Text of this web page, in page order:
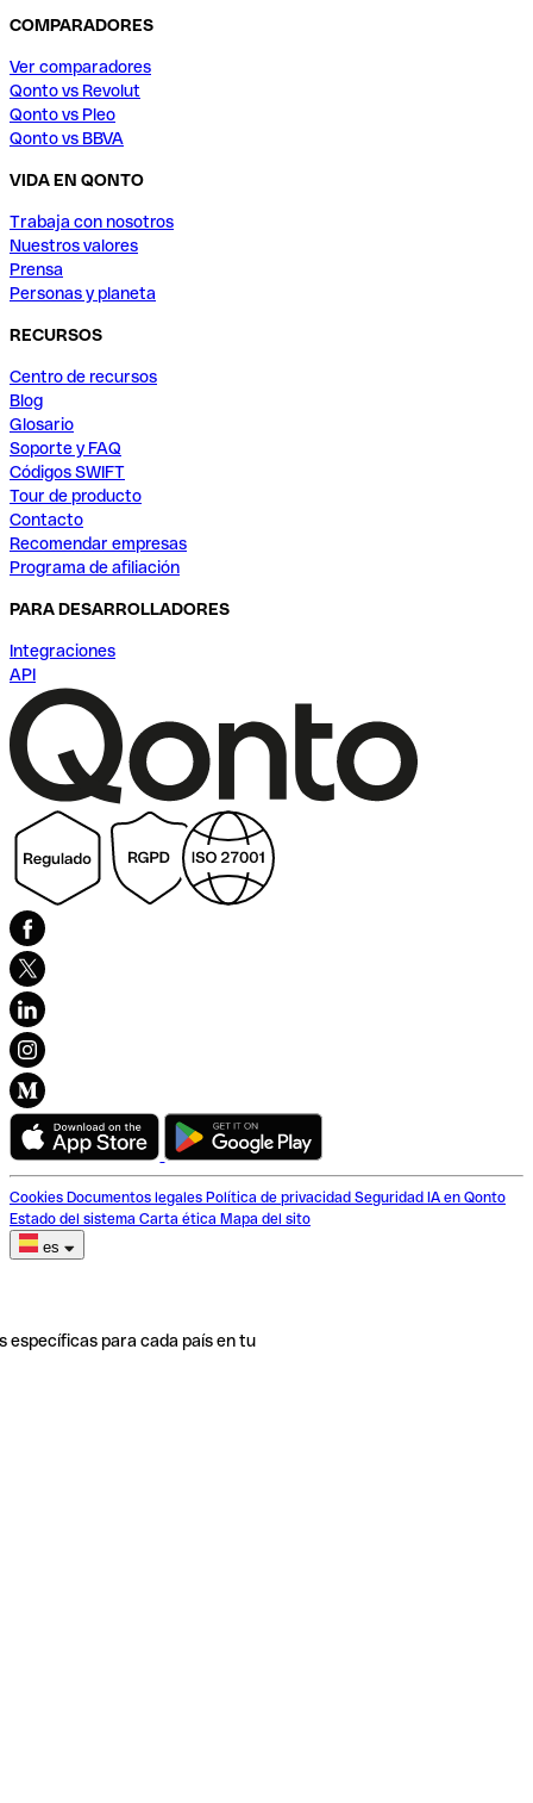
COMPARADORES
Ver comparadores
Qonto vs Revolut
Qonto vs Pleo
Qonto vs BBVA
VIDA EN QONTO
Trabaja con nosotros
Nuestros valores
Prensa
Personas y planeta
RECURSOS
Centro de recursos
Blog
Glosario
Soporte y FAQ
Códigos SWIFT
Tour de producto
Contacto
Recomendar empresas
Programa de afiliación
PARA DESARROLLADORES
Integraciones
API
Cookies Documentos legales Política de privacidad Seguridad IA en Qonto
Estado del sistema Carta ética Mapa del sito
es
específicas para cada país en tu